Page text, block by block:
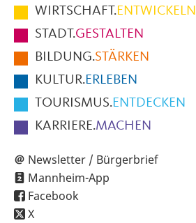
im
Fußbereich
der
Seite
WIRTSCHAFT.ENTWICKELN
STADT.GESTALTEN
BILDUNG.STÄRKEN
KULTUR.ERLEBEN
TOURISMUS.ENTDECKEN
KARRIERE.MACHEN
Newsletter / Bürgerbrief
Mannheim-App
Facebook
X